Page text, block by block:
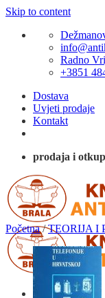
Skip to content
Radno
+3851
Dostava
Uvjeti prodaje
Kontakt
prodaja i
Početna / TEORIJA I